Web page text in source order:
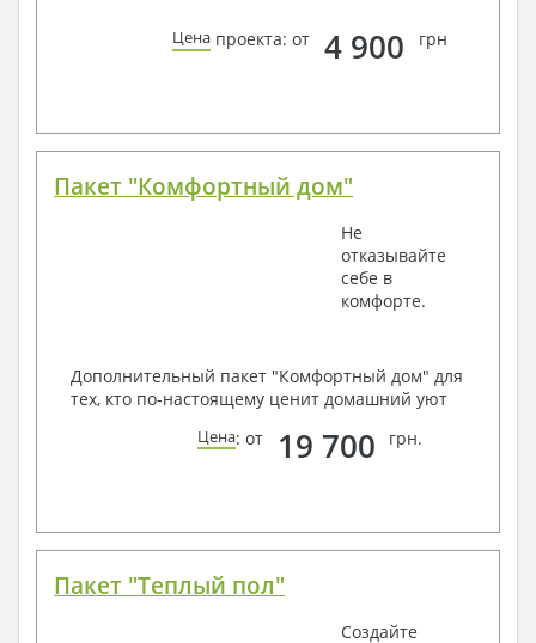
Цена проекта: от 4 900 грн
Пакет "Комфортный дом"
Не
отказывайте
себе в
комфорте.
Дополнительный пакет "Комфортный дом" для
тех, кто по-настоящему ценит домашний уют
Цена: от 19 700 грн.
Пакет "Теплый пол"
Создайте